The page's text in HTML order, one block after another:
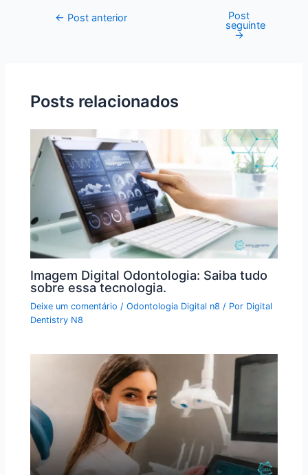
← Post anterior Post
seguinte
→
Posts relacionados
Imagem Digital Odontologia: Saiba tudo
sobre essa tecnologia.
Deixe um comentário /Odontologia Digital n8 / Por Digital
Dentistry N8